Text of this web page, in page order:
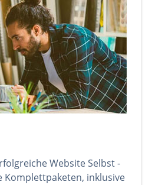
Website Selbst -
Komplettpaketen, inklusive